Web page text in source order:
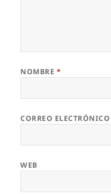
NOMBRE *
CORREO ELECTRÓNICO
WEB